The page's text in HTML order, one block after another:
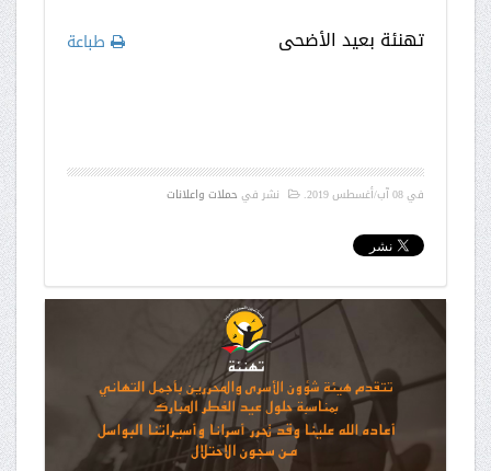
طباعة تهنئة بعيد الأضحى
في08 آب/أغسطس 2019 . نشر في حملات واعلانات